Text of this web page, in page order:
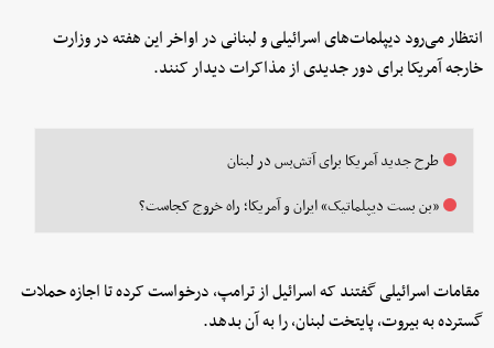
انتظار می‌رود دیپلمات‌های اسرائیلی و لبنانی در اواخر این هفته در وزارت
خارجه آمریکا برای دور جدیدی از مذاکرات دیدار کنند.
طرح جدید آمریکا برای آتش‌بس در لبنان
«بن بست دیپلماتیک» ایران و آمریکا؛ راه خروج کجاست؟
مقامات اسرائیلی گفتند که اسرائیل از ترامپ، درخواست کرده تا اجازه حملات
گسترده به بیروت، پایتخت لبنان، را به آن بدهد.